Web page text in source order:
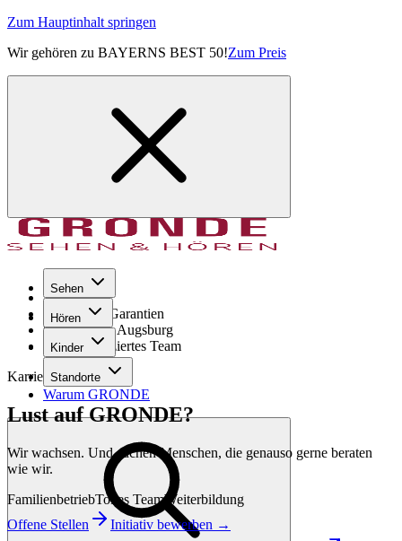
Zum Hauptinhalt springen
Wir gehören zu BAYERNS BEST 50!Zum Preis
Sehen
Hören
Kinder
Standorte
Warum GRONDE
Seit 1971
GRONDE Garantien
8× im Raum Augsburg
Hochqualifiziertes Team
Karriere
Lust auf GRONDE?
Wir wachsen. Und suchen Menschen, die genauso gerne beraten
wie wir.
FamilienbetriebTolles TeamWeiterbildung
Offene Stellen
Initiativ bewerben →